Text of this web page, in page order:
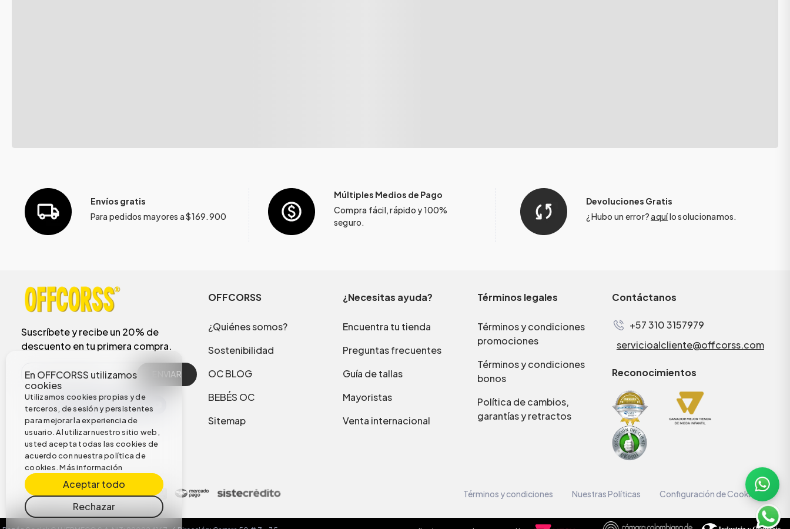
En OFFCORSS utilizamos
cookies
Utilizamos cookies propias y de
terceros, de sesión y persistentes
para mejorar la experiencia de
usuario. Al utilizar nuestro sitio web,
usted acepta todas las cookies de
acuerdo con nuestra política de
cookies.Más información
Aceptar todo
Rechazar
Envíos gratis
Para pedidos mayores a $169.900
Múltiples Medios de Pago
Compra fácil, rápido y 100%
seguro.
Devoluciones Gratis
¿Hubo un error?aquílo solucionamos.
Suscríbete y recibe un 20% de
descuento en tu primera compra.
ENVIAR
OFFCORSS
¿Quiénes somos?
Sostenibilidad
OC BLOG
BEBÉS OC
Sitemap
¿Necesitas ayuda?
Encuentra tu tienda
Preguntas frecuentes
Guía de tallas
Mayoristas
Venta internacional
Términos legales
Términos y condiciones
promociones
Términos y condiciones
bonos
Política de cambios,
garantías y retractos
Contáctanos
+57 310 3157979
servicioalcliente@offcorss.com
Reconocimientos
Términos y condiciones Nuestras Políticas Configuración de Cookies